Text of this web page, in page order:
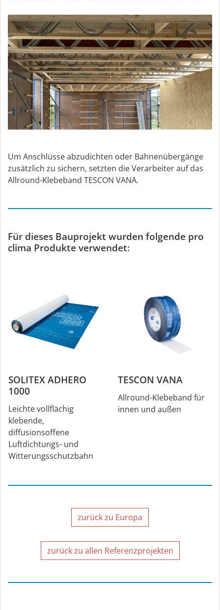
Um Anschlüsse abzudichten oder Bahnenübergänge
zusätzlich zu sichern, setzten die Verarbeiter auf das
Allround-Klebeband TESCON VANA.
Für dieses Bauprojekt wurden folgende pro
clima Produkte verwendet:
SOLITEX ADHERO
1000
Leichte vollflächig
klebende,
diffusionsoffene
Luftdichtungs- und
Witterungsschutzbahn
TESCON VANA
Allround-Klebeband für
innen und außen
zurück zu Europa
zurück zu allen Referenzprojekten